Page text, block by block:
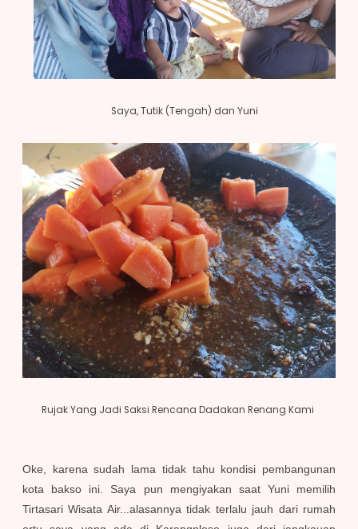
Saya, Tutik (Tengah) dan Yuni
Rujak Yang Jadi Saksi Rencana Dadakan Renang Kami
Oke, karena sudah lama tidak tahu kondisi pembangunan
kota bakso ini. Saya pun mengiyakan saat Yuni memilih
Tirtasari Wisata Air...alasannya tidak terlalu jauh dari rumah